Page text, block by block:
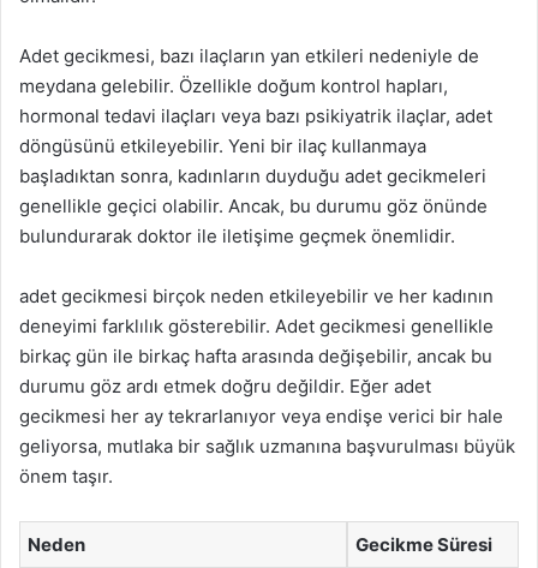
Adet gecikmesi, bazı ilaçların yan etkileri nedeniyle de
meydana gelebilir. Özellikle doğum kontrol hapları,
hormonal tedavi ilaçları veya bazı psikiyatrik ilaçlar, adet
döngüsünü etkileyebilir. Yeni bir ilaç kullanmaya
başladıktan sonra, kadınların duyduğu adet gecikmeleri
genellikle geçici olabilir. Ancak, bu durumu göz önünde
bulundurarak doktor ile iletişime geçmek önemlidir.
adet gecikmesi birçok neden etkileyebilir ve her kadının
deneyimi farklılık gösterebilir. Adet gecikmesi genellikle
birkaç gün ile birkaç hafta arasında değişebilir, ancak bu
durumu göz ardı etmek doğru değildir. Eğer adet
gecikmesi her ay tekrarlanıyor veya endişe verici bir hale
geliyorsa, mutlaka bir sağlık uzmanına başvurulması büyük
önem taşır.
Neden Gecikme Süresi